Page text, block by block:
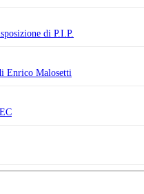
di P.I.P.
Enrico Malosetti